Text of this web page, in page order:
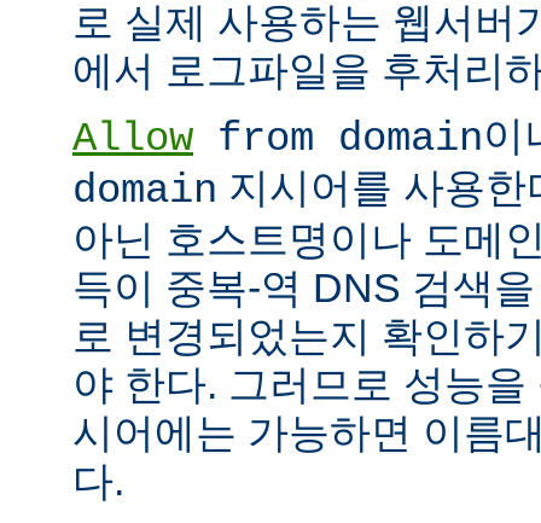
로 실제 사용하는 웹서버
에서 로그파일을 후처리
Allow from domain이
domain 지시어를 사용
아닌 호스트명이나 도메
득이 중복-역 DNS 검색
로 변경되었는지 확인하
야 한다. 그러므로 성능
시어에는 가능하면 이름
다.